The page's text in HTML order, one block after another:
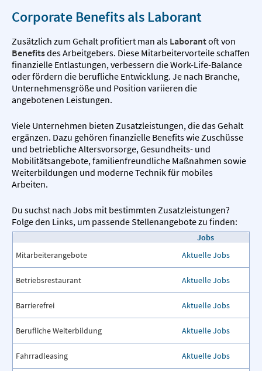
Corporate Benefits als Laborant
Zusätzlich zum Gehalt profitiert man als Laborantoft von
Benefitsdes Arbeitgebers. Diese Mitarbeitervorteile schaffen
finanzielle Entlastungen, verbessern die Work-Life-Balance
oder fördern die berufliche Entwicklung. Je nach Branche,
Unternehmensgröße und Position variieren die
angebotenen Leistungen.
Viele Unternehmen bieten Zusatzleistungen, die das Gehalt
ergänzen. Dazu gehören finanzielle Benefits wie Zuschüsse
und betriebliche Altersvorsorge, Gesundheits- und
Mobilitätsangebote, familienfreundliche Maßnahmen sowie
Weiterbildungen und moderne Technik für mobiles
Arbeiten.
Du suchst nach Jobs mit bestimmten Zusatzleistungen?
Folge den Links, um passende Stellenangebote zu finden:
Jobs
Mitarbeiterangebote
Aktuelle Jobs
Betriebsrestaurant Aktuelle Jobs
Barrierefrei Aktuelle Jobs
Berufliche Weiterbildung Aktuelle Jobs
Fahrradleasing Aktuelle Jobs